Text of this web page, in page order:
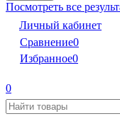
Посмотреть все
Личный кабинет
Сравнение0
Избранное0
0